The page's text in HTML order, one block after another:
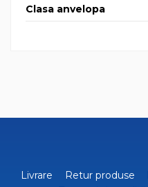
Clasa anvelopa
Livrare Retur produse